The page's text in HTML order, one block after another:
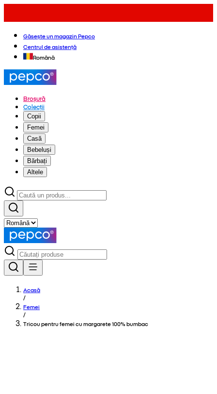
Găsește un magazin Pepco
Centrul de asistență
Română
Broșură
Colecții
Copii
Femei
Casă
Bebeluși
Bărbați
Altele
Acasă
/
Femei
/
Tricou pentru femei cu margarete 100% bumbac